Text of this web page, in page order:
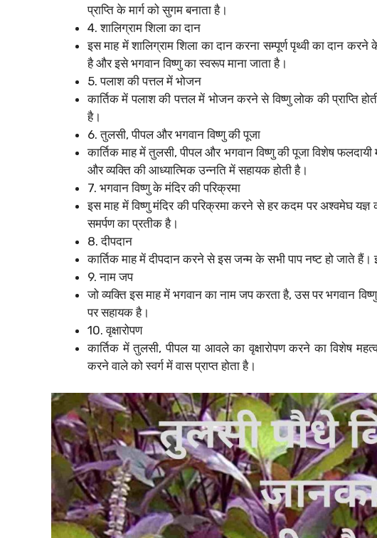
प्राप्ति के मार्ग को सुगम बनाता है।
4. शालिग्राम शिला का दान
इस माह में शालिग्राम शिला का दान करना सम्पूर्ण पृथ्वी का दान करने
है और इसे भगवान विष्णु का स्वरूप माना जाता है।
5. पलाश की पत्तल में भोजन
कार्तिक में पलाश की पत्तल में भोजन करने से विष्णु लोक की प्राप्ति
है।
6. तुलसी, पीपल और भगवान विष्णु की पूजा
कार्तिक माह में तुलसी, पीपल और भगवान विष्णु की पूजा विशेष
और व्यक्ति की आध्यात्मिक उन्नति में सहायक होती है।
7. भगवान विष्णु के मंदिर की परिक्रमा
इस माह में विष्णु मंदिर की परिक्रमा करने से हर कदम पर अश्वमेघ यज्ञ
समर्पण का प्रतीक है।
8. दीपदान
कार्तिक माह में दीपदान करने से इस जन्म के सभी पाप नष्ट हो जाते
9. नाम जप
जो व्यक्ति इस माह में भगवान का नाम जप करता है, उस पर भगवान
पर सहायक है।
10. वृक्षारोपण
कार्तिक में तुलसी, पीपल या आवले का वृक्षारोपण करने का विशेष
करने वाले को स्वर्ग में वास प्राप्त होता है।